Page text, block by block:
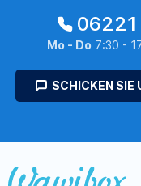
Mo - Do 7:30 -
SCHICKEN SIE